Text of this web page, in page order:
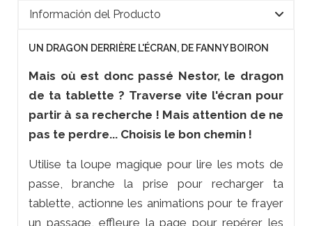
Información del Producto
UN DRAGON DERRIÈRE L'ÉCRAN, DE FANNY BOIRON
Mais où est donc passé Nestor, le dragon
de ta tablette ? Traverse vite l'écran pour
partir à sa recherche ! Mais attention de ne
pas te perdre... Choisis le bon chemin !
Utilise ta loupe magique pour lire les mots de
passe, branche la prise pour recharger ta
tablette, actionne les animations pour te frayer
un passage, effleure la page pour repérer les